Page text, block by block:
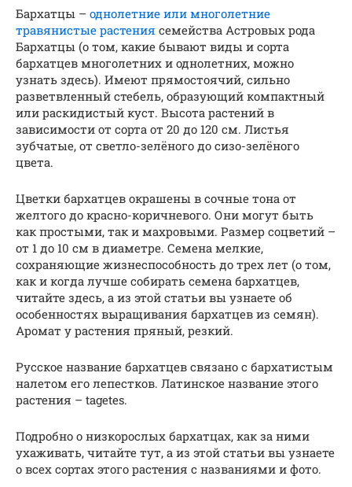
Бархатцы – однолетние или многолетние
травянистые растения семейства Астровых рода
Бархатцы (о том, какие бывают виды и сорта
бархатцев многолетних и однолетних, можно
узнать здесь). Имеют прямостоячий, сильно
разветвленный стебель, образующий компактный
или раскидистый куст. Высота растений в
зависимости от сорта от 20 до 120 см. Листья
зубчатые, от светло-зелёного до сизо-зелёного
цвета.
Цветки бархатцев окрашены в сочные тона от
желтого до красно-коричневого. Они могут быть
как простыми, так и махровыми. Размер соцветий –
от 1 до 10 см в диаметре. Семена мелкие,
сохраняющие жизнеспособность до трех лет (о том,
как и когда лучше собирать семена бархатцев,
читайте здесь, а из этой статьи вы узнаете об
особенностях выращивания бархатцев из семян).
Аромат у растения пряный, резкий.
Русское название бархатцев связано с бархатистым
налетом его лепестков. Латинское название этого
растения – tagetes.
Подробно о низкорослых бархатцах, как за ними
ухаживать, читайте тут, а из этой статьи вы узнаете
о всех сортах этого растения с названиями и фото.